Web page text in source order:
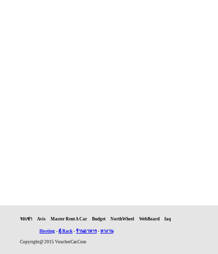
รถเช่า Avis Master Rent A Car Budget NorthWheel WebBoard faq
Hosting - ตู้ Rack - ร้านอาหาร - หางาน
Copyright@ 2015 VoucherCar.Com